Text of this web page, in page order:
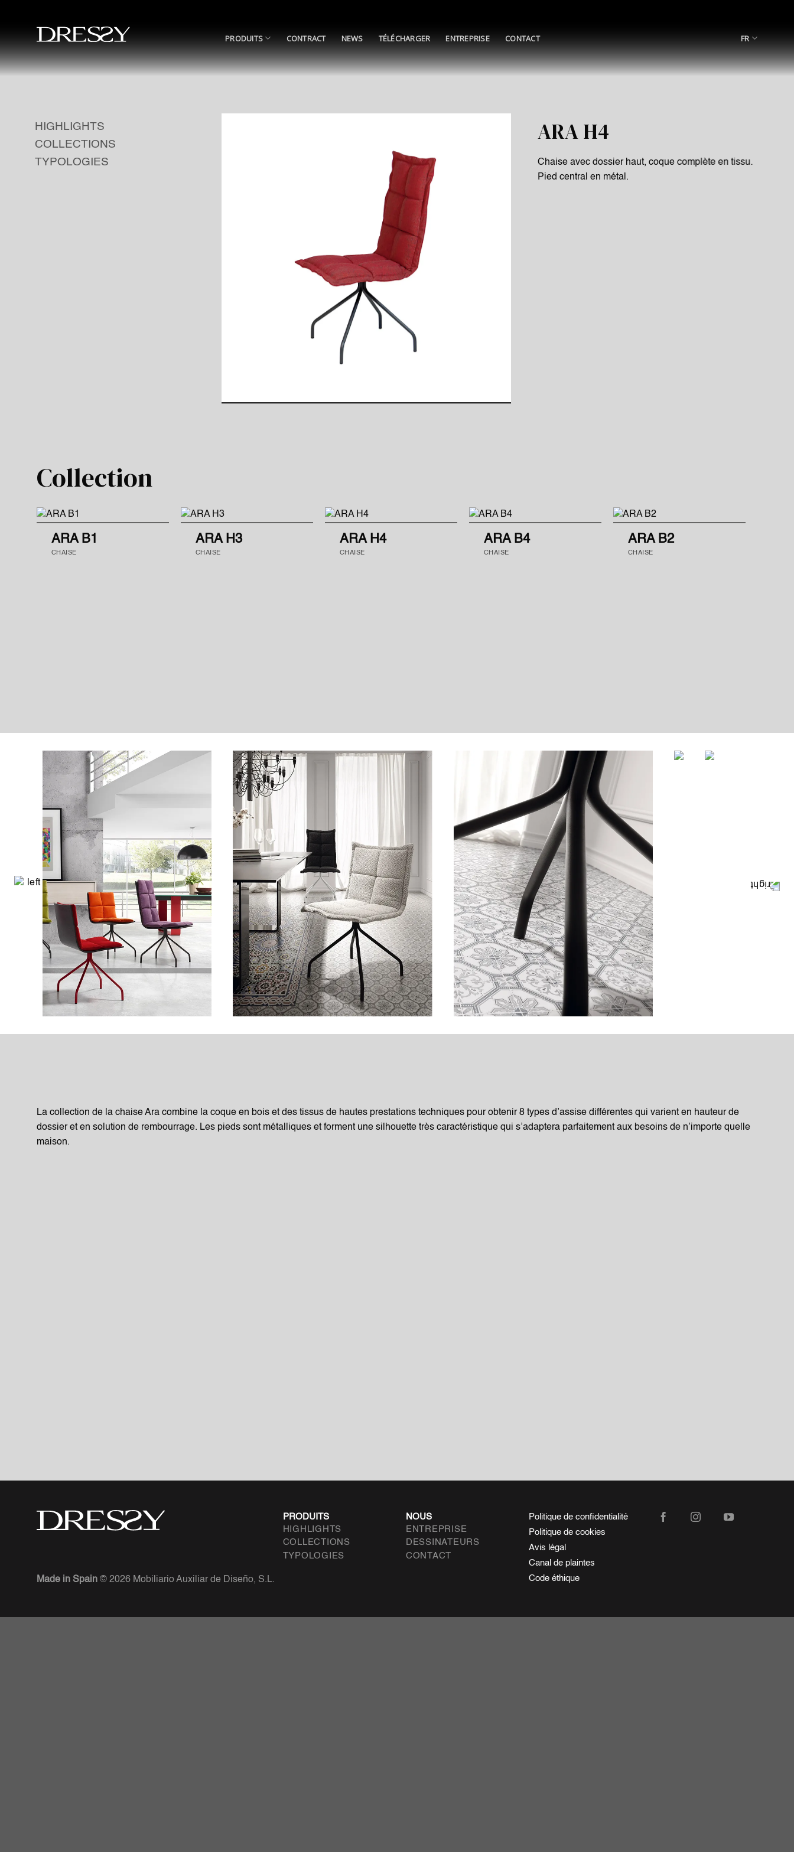
PRODUITS CONTRACT NEWS TÉLÉCHARGER ENTREPRISE CONTACT FR
HIGHLIGHTS
COLLECTIONS
TYPOLOGIES
ARA H4
Chaise avec dossier haut, coque complète en tissu.
Pied central en métal.
Collection
CHAISE
ARA B1
CHAISE
ARA H3
CHAISE
ARA H4
CHAISE
ARA B4
CHAISE
ARA B2
La collection de la chaise Ara combine la coque en bois et des tissus de hautes prestations techniques pour obtenir 8 types d’assise différentes qui varient en hauteur de
dossier et en solution de rembourrage. Les pieds sont métalliques et forment une silhouette très caractéristique qui s’adaptera parfaitement aux besoins de n’importe quelle
maison.
PRODUITS
HIGHLIGHTS
COLLECTIONS
TYPOLOGIES
NOUS
ENTREPRISE
DESSINATEURS
CONTACT
Politique de confidentialité
Politique de cookies
Avis légal
Canal de plaintes
Code éthique
Made in Spain © 2026 Mobiliario Auxiliar de Diseño, S.L.